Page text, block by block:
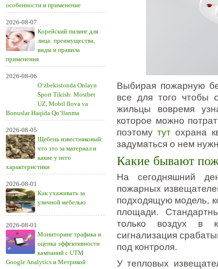
особенности и применение
2026-08-07
Корейский пилинг для
лица: преимущества,
виды и правила
применения
2026-08-06
O‘zbekistonda Onlayn
Sport Tikish: Mostbet
UZ, Mobil Ilova va
Bonuslar Haqida Qo‘llanma
2026-08-05
Щебень известняковый:
что это за материал и
какие у него
характеристики
2026-08-01
Как ухаживать за
уличной мебелью
2026-08-01
Мониторинг трафика и
оценка эффективности
кампаний с UTM
Google Analytics и Метрикой
Выбирая пожарную
все для того чтобы
жильцы вовремя
которое можно
поэтомутут охрана
задуматься о нем
Какие бывают
На сегодняшний
пожарных
подходящую модель,
площади.
только воздух в
сигнализация
под контроля.
У тепловых